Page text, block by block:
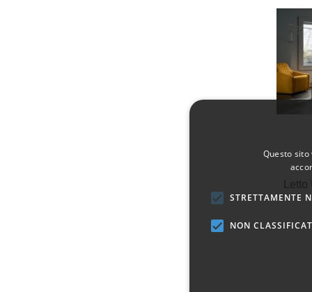
Questo
STRETTAMENTE
NON